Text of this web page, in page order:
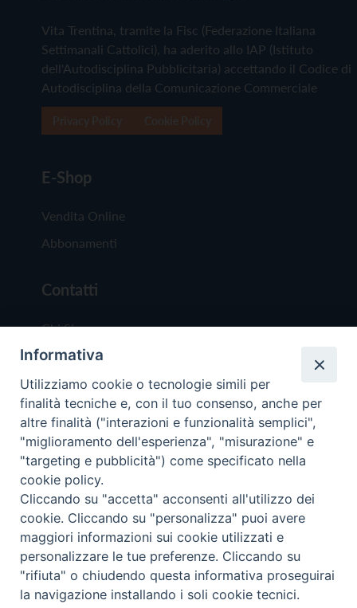
Vita Trentina, tramite la Fisc (Federazione Italiana
Settimanali Cattolici), ha aderito allo IAP (Istituto
dell'Autodisciplina Pubblicitaria) accettando il Codice di
Autodisciplina della Comunicazione Commerciale
E-Shop
Vendita Online
Abbonamenti
Contatti
Chi Siamo
Redazione
Scrivici
Copyright © 2019 - Tutti i diritti riservati - Vita
Trentina Editrice
Privacy Policy
Torna
Informativa
Utilizziamo cookie o tecnologie simili per
finalità tecniche e, con il tuo consenso, anche per
altre finalità ("interazioni e funzionalità semplici",
"miglioramento dell'esperienza", "misurazione" e
"targeting e pubblicità") come specificato nella
cookie policy.
Cliccando su "accetta" acconsenti all'utilizzo dei
cookie. Cliccando su "personalizza" puoi avere
maggiori informazioni sui cookie utilizzati e
personalizzare le tue preferenze. Cliccando su
"rifiuta" o chiudendo questa informativa proseguirai
la navigazione installando i soli cookie tecnici.